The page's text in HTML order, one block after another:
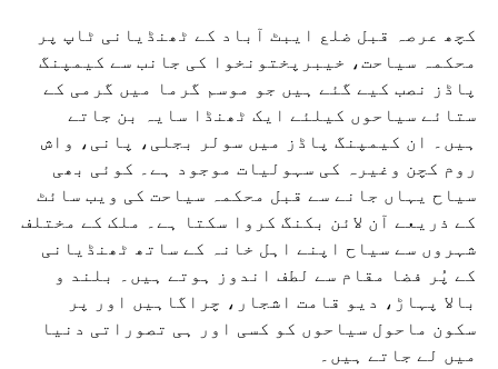
کچھ عرصہ قبل ضلع ایبٹ آباد کے ٹھنڈیانی ٹاپ پر
محکمہ سیاحت، خیبرپختونخوا کی جانب سے کیمپنگ
پاڈز نصب کیے گئے ہیں جو موسم گرما میں گرمی کے
ستائے سیاحوں کیلئے ایک ٹھنڈا سایہ بن جاتے
ہیں۔ ان کیمپنگ پاڈز میں سولر بجلی، پانی، واش
روم کچن وغیرہ کی سہولیات موجود ہے۔ کوئی بھی
سیاح یہاں جانے سے قبل محکمہ سیاحت کی ویب سائٹ
کے ذریعے آن لائن بکنگ کروا سکتا ہے۔ ملک کے مختلف
شہروں سے سیاح اپنے اہل خانہ کے ساتھ ٹھنڈیانی
کے پُر فضا مقام سے لطف اندوز ہوتے ہیں۔ بلند و
بالا پہاڑ، دیو قامت اشجار، چراگاہیں اور پر
سکون ماحول سیاحوں کو کسی اور ہی تصوراتی دنیا
میں لے جاتے ہیں۔